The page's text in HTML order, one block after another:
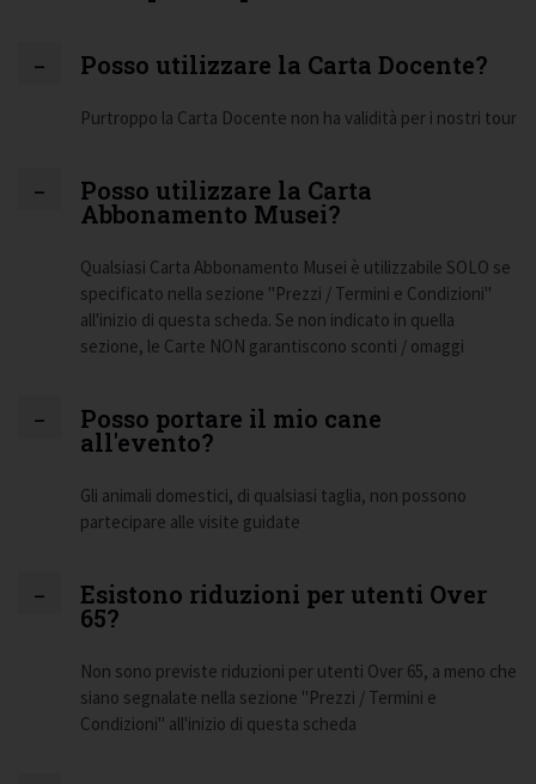
Posso utilizzare la Carta Docente?
Purtroppo la Carta Docente non ha validità per i nostri tour
Posso utilizzare la Carta
Abbonamento Musei?
Qualsiasi Carta Abbonamento Musei è utilizzabile SOLO se
specificato nella sezione "Prezzi / Termini e Condizioni"
all'inizio di questa scheda. Se non indicato in quella
sezione, le Carte NON garantiscono sconti / omaggi
Posso portare il mio cane
all'evento?
Gli animali domestici, di qualsiasi taglia, non possono
partecipare alle visite guidate
Esistono riduzioni per utenti Over
65?
Non sono previste riduzioni per utenti Over 65, a meno che
siano segnalate nella sezione "Prezzi / Termini e
Condizioni" all'inizio di questa scheda